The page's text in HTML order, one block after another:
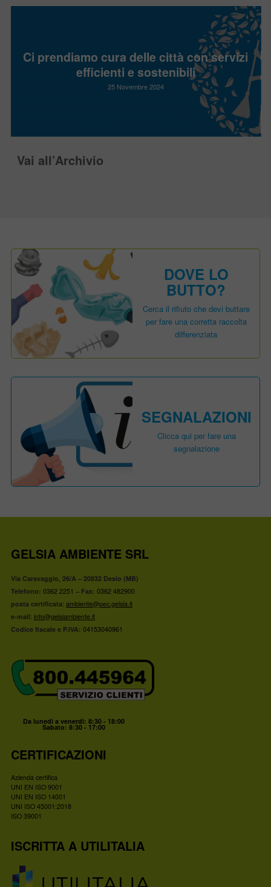
Ci prendiamo cura delle città con servizi
efficienti e sostenibili
25 Novembre 2024
Vai all’Archivio
DOVE LO
BUTTO?
Cerca il rifiuto che devi buttare
per fare una corretta raccolta
differenziata
SEGNALAZIONI
Clicca qui per fare una
segnalazione
GELSIA AMBIENTE SRL
Via Caravaggio, 26/A – 20832 Desio (MB)
Telefono: 0362 2251 –Fax: 0362 482900
posta certificata: ambiente@pec.gelsia.it
e-mail: info@gelsiambiente.it
Codice fiscale e P.IVA: 04153040961
Da lunedì a venerdì: 8:30 - 18:00
Sabato: 8:30 - 17:00
CERTIFICAZIONI
Azienda certifica
UNI EN ISO 9001
UNI EN ISO 14001
UNI ISO 45001:2018
ISO 39001
ISCRITTA A UTILITALIA